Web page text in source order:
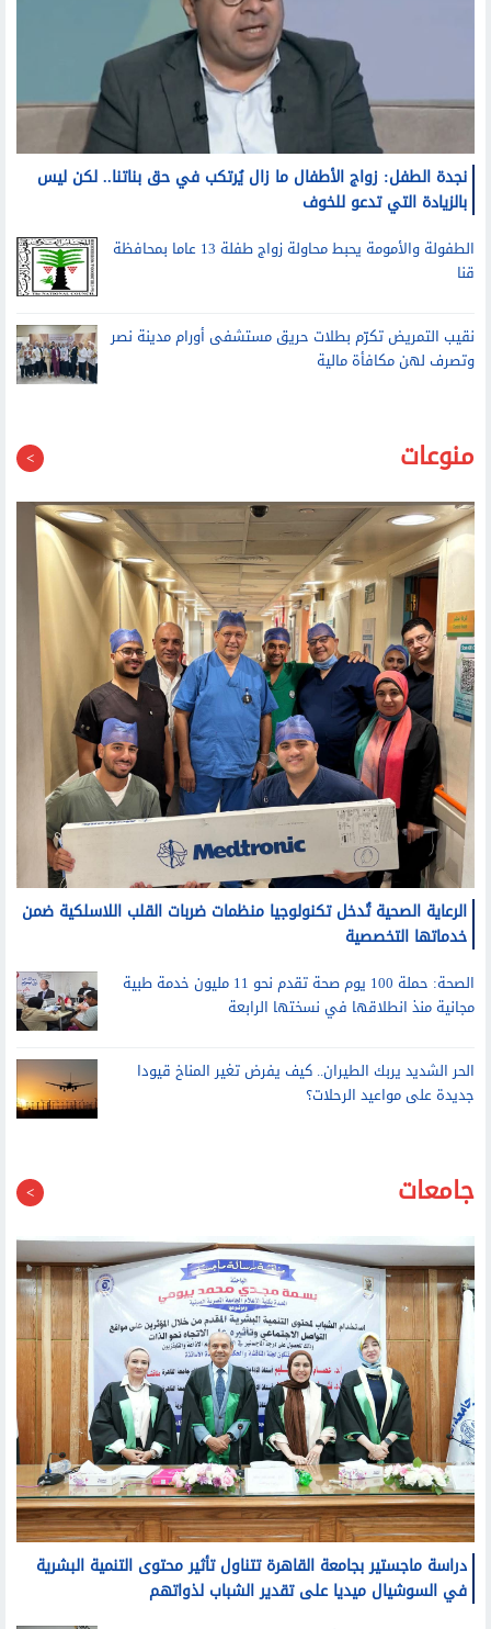
نجدة الطفل: زواج الأطفال ما زال يُرتكب في حق بناتنا.. لكن ليس
بالزيادة التي تدعو للخوف
الطفولة والأمومة يحبط محاولة زواج طفلة 13 عاما بمحافظة
قنا
وتصرف لهن مكافأة مالية
منوعات
الرعاية الصحية تُدخل تكنولوجيا منظمات ضربات القلب اللاسلكية ضمن
خدماتها التخصصية
الصحة: حملة 100 يوم صحة تقدم نحو 11 مليون خدمة طبية
مجانية منذ انطلاقها في نسختها الرابعة
جديدة على مواعيد الرحلات؟
جامعات